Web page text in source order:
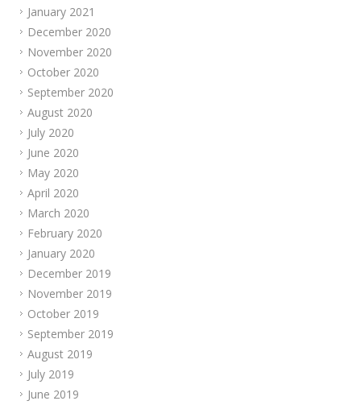
January 2021
December 2020
November 2020
October 2020
September 2020
August 2020
July 2020
June 2020
May 2020
April 2020
March 2020
February 2020
January 2020
December 2019
November 2019
October 2019
September 2019
August 2019
July 2019
June 2019